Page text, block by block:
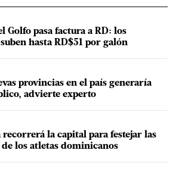
Golfo pasa factura a RD: los
hasta RD$51 por galón
provincias en el país generaría
advierte experto
recorrerá la capital para festejar las
de los atletas dominicanos